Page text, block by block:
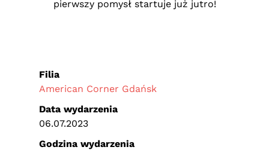
pierwszy pomysł startuje już jutro!
Filia
American Corner Gdańsk
Data wydarzenia
06.07.2023
Godzina wydarzenia